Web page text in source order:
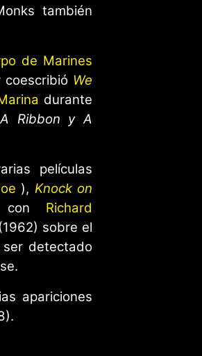
también
de Marines
coescribió We
durante
A Ribbon y A
películas
), Knock on
con Richard
(1962) sobre el
ser detectado
apariciones